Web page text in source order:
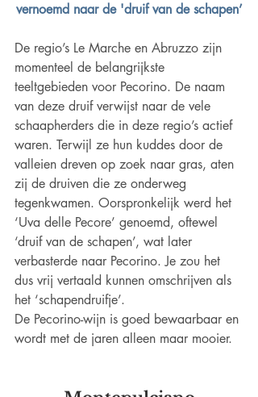
vernoemd naar de 'druif van de schapen’
De regio’s Le Marche en Abruzzo zijn
momenteel de belangrijkste
teeltgebieden voor Pecorino. De naam
van deze druif verwijst naar de vele
schaapherders die in deze regio’s actief
waren. Terwijl ze hun kuddes door de
valleien dreven op zoek naar gras, aten
zij de druiven die ze onderweg
tegenkwamen. Oorspronkelijk werd het
‘Uva delle Pecore’ genoemd, oftewel
‘druif van de schapen’, wat later
verbasterde naar Pecorino. Je zou het
dus vrij vertaald kunnen omschrijven als
het ‘schapendruifje’.
De Pecorino-wijn is goed bewaarbaar en
wordt met de jaren alleen maar mooier.